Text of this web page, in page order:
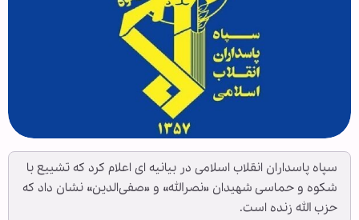
سپاه پاسداران انقلاب اسلامی در بیانیه ای اعلام کرد که تشییع با
شکوه و حماسی شهیدان «نصرالله» و «صفی‌الدین» نشان داد که
حزب الله زنده است.